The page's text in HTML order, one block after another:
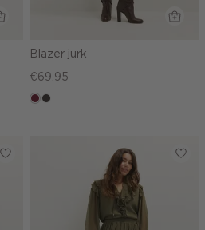
Blazer jurk
€69.95
bordeaux
choco